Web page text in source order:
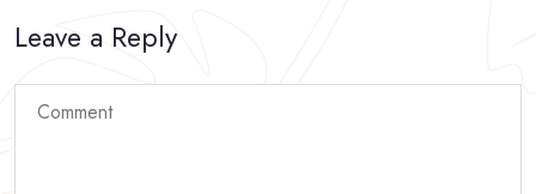
Leave a Reply